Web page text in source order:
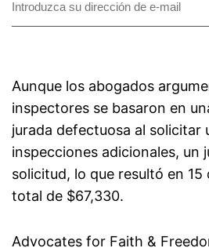
Aunque los abogados
inspectores se basaron en
jurada defectuosa al solicitar
inspecciones adicionales, un
solicitud, lo que resultó en
total de $67,330.
Advocates for Faith &